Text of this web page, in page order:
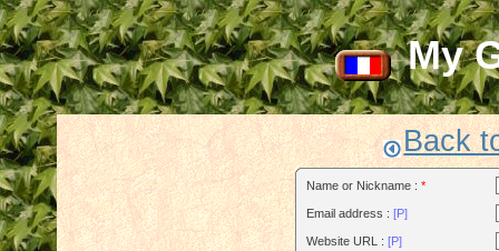
My
Back
Name or Nickname : *
Email address : [P]
Website URL : [P]